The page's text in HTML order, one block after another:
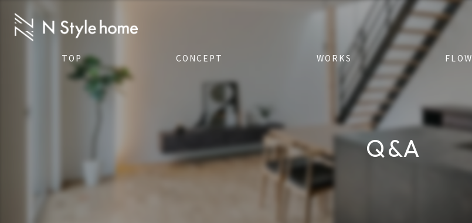
TOP CONCEPT WORKS FLOW
Q&A